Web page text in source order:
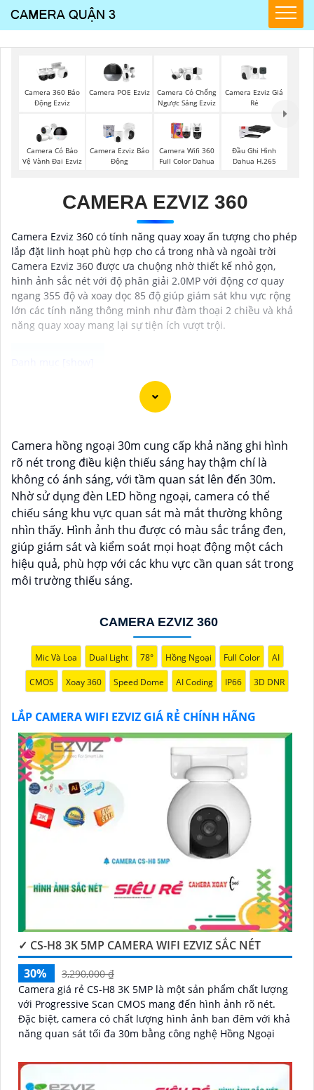
Camera 360 Báo
Động Ezviz
Camera POE Ezviz
Camera Có Chống
Ngược Sáng Ezviz
Camera Ezviz Giá
Rẻ
Camera Có Bảo
Vệ Vành Đai Ezviz
Camera Ezviz Báo
Động
Camera Wifi 360
Full Color Dahua
Đầu Ghi Hình
Dahua H.265
CAMERA EZVIZ 360
Camera Ezviz 360 có tính năng quay xoay ấn tượng cho phép
lắp đặt linh hoạt phù hợp cho cả trong nhà và ngoài trời
Camera Ezviz 360 được ưa chuộng nhờ thiết kế nhỏ gọn,
hình ảnh sắc nét với độ phân giải 2.0MP với động cơ quay
ngang 355 độ và xoay dọc 85 độ giúp giám sát khu vực rộng
lớn các tính năng thông minh như đàm thoại 2 chiều và khả
năng quay xoay mang lại sự tiện ích vượt trội.
"Bạn đang tìm kiếm một giải pháp an ninh hiệu quả và
tiết kiệm? Hãy khám phá Camera Wifi Ezviz - dòng sản
hiện đại, dễ dàng lắp đặt và kết nối thông minh qua
Wifi, Camera Wifi Ezviz sẽ giúp bạn giám sát ngôi nhà
hoặc văn phòng mọi lúc mọi nơi chỉ bằng một chiếc
điện thoại thông minh.
Không chỉ vậy, sản phẩm cũng mang lại chất lượng
hình ảnh sắc nét và độ phân giải cao, cho phép bạn
theo dõi mọi hoạt động một cách dễ dàng. Đừng bỏ lỡ
cơ hội sở hữu Camera Wifi Ezviz giá rẻ chính hãng để
bảo vệ tài sản và gia đình của bạn ngay hôm nay!"
thiệu sản phẩm Camera Wifi Ezviz.
Camera hồng ngoại 30m cung cấp khả năng ghi hình
rõ nét trong điều kiện thiếu sáng hay thậm chí là
không có ánh sáng, với tầm quan sát lên đến 30m.
Nhờ sử dụng đèn LED hồng ngoại, camera có thể
chiếu sáng khu vực quan sát mà mắt thường không
nhìn thấy. Hình ảnh thu được có màu sắc trắng đen,
giúp giám sát và kiểm soát mọi hoạt động một cách
hiệu quả, phù hợp với các khu vực cần quan sát trong
môi trường thiếu sáng.
CAMERA EZVIZ 360
Mic Và Loa Dual Light 78° Hồng Ngoại Full Color AI
CMOS Xoay 360 Speed Dome AI Coding IP66 3D DNR
LẮP CAMERA WIFI EZVIZ GIÁ RẺ CHÍNH HÃNG
✓ CS-H8 3K 5MP CAMERA WIFI EZVIZ SẮC NÉT
30%
3,290,000 ₫
Camera giá rẻ CS-H8 3K 5MP là một sản phẩm chất lượng
với Progressive Scan CMOS mang đến hình ảnh rõ nét.
Đặc biệt, camera có chất lượng hình ảnh ban đêm với khả
năng quan sát tối đa 30m bằng công nghệ Hồng Ngoại